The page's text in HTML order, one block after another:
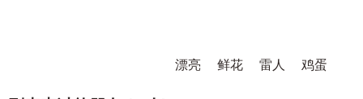
漂亮 鲜花 雷人 鸡蛋